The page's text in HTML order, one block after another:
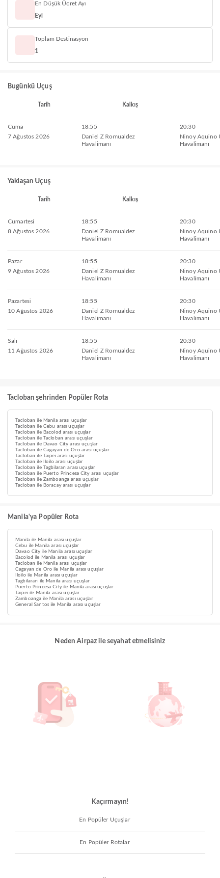
En Düşük Ücret Ayı
Eyl
Toplam Destinasyon
1
Bugünkü Uçuş
Tarih Kalkış
Cuma
7 Ağustos 2026
18:55
Daniel Z Romualdez
Havalimanı
20:30
Ninoy Aquino
Havalimanı
Yaklaşan Uçuş
Tarih Kalkış
Cumartesi
8 Ağustos 2026
18:55
Daniel Z Romualdez
Havalimanı
20:30
Ninoy Aquino
Havalimanı
Pazar
9 Ağustos 2026
18:55
Daniel Z Romualdez
Havalimanı
20:30
Ninoy Aquino
Havalimanı
Pazartesi
10 Ağustos 2026
18:55
Daniel Z Romualdez
Havalimanı
20:30
Ninoy Aquino
Havalimanı
Salı
11 Ağustos 2026
18:55
Daniel Z Romualdez
Havalimanı
20:30
Ninoy Aquino
Havalimanı
Tacloban şehrinden Popüler Rota
Tacloban ile Manila arası uçuşlar
Tacloban ile Cebu arası uçuşlar
Tacloban ile Bacolod arası uçuşlar
Tacloban ile Tacloban arası uçuşlar
Tacloban ile Davao City arası uçuşlar
Tacloban ile Cagayan de Oro arası uçuşlar
Tacloban ile Taipei arası uçuşlar
Tacloban ile Iloilo arası uçuşlar
Tacloban ile Tagbilaran arası uçuşlar
Tacloban ile Puerto Princesa City arası uçuşlar
Tacloban ile Zamboanga arası uçuşlar
Tacloban ile Boracay arası uçuşlar
Manila'ya Popüler Rota
Manila ile Manila arası uçuşlar
Cebu ile Manila arası uçuşlar
Davao City ile Manila arası uçuşlar
Bacolod ile Manila arası uçuşlar
Tacloban ile Manila arası uçuşlar
Cagayan de Oro ile Manila arası uçuşlar
Iloilo ile Manila arası uçuşlar
Tagbilaran ile Manila arası uçuşlar
Puerto Princesa City ile Manila arası uçuşlar
Taipei ile Manila arası uçuşlar
Zamboanga ile Manila arası uçuşlar
General Santos ile Manila arası uçuşlar
Neden Airpaz ile seyahat etmelisiniz
Kaçırmayın!
En Popüler Uçuşlar
En Popüler Rotalar